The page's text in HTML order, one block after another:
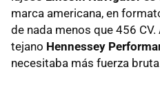
marca americana, en
de nada menos que 456
tejano Hennessey
necesitaba más fuerza